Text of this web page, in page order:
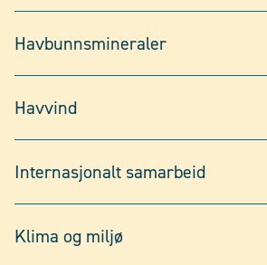
Havbunnsmineraler
Havvind
Internasjonalt samarbeid
Klima og miljø